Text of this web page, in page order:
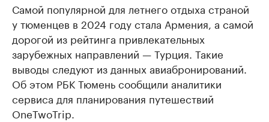
Самой популярной для летнего отдыха страной
у тюменцев в 2024 году стала Армения, а самой
дорогой из рейтинга привлекательных
зарубежных направлений — Турция. Такие
выводы следуют из данных авиабронирований.
Об этом РБК Тюмень сообщили аналитики
сервиса для планирования путешествий
OneTwoTrip.